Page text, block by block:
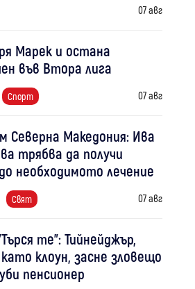
07 авг
Марек и остана
във Втора лига
Спорт 07 авг
Северна Македония: Ива
трябва да получи
необходимото лечение
Свят 07 авг
те": Тийнейджър,
клоун, засне зловещо
пенсионер